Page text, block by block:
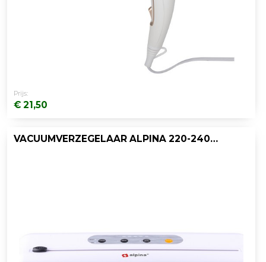
Prijs:
€ 21,50
VACUUMVERZEGELAAR ALPINA 220-240V WIT